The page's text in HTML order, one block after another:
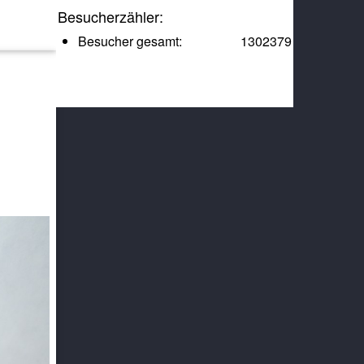
Besucherzähler:
1302379
Besucher gesamt: